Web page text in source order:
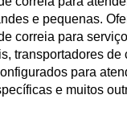
e pequenas.
correia para
transportadores de
para
e muitos